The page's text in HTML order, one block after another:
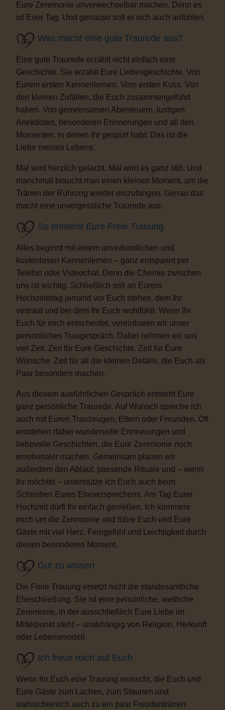
Eure Zeremonie unverwechselbar machen. Denn es
ist Euer Tag. Und genauso soll er sich auch anfühlen.
Was macht eine gute Traurede aus?
Eine gute Traurede erzählt nicht einfach eine
Geschichte. Sie erzählt Eure Liebesgeschichte. Von
Eurem ersten Kennenlernen. Vom ersten Kuss. Von
den kleinen Zufällen, die Euch zusammengeführt
haben. Von gemeinsamen Abenteuern, lustigen
Anekdoten, besonderen Erinnerungen und all den
Momenten, in denen Ihr gespürt habt: Das ist die
Liebe meines Lebens.
Mal wird herzlich gelacht. Mal wird es ganz still. Und
manchmal braucht man einen kleinen Moment, um die
Tränen der Rührung wieder einzufangen. Genau das
macht eine unvergessliche Traurede aus.
So entsteht Eure Freie Trauung
Alles beginnt mit einem unverbindlichen und
kostenlosen Kennenlernen – ganz entspannt per
Telefon oder Videochat. Denn die Chemie zwischen
uns ist wichtig. Schließlich soll an Eurem
Hochzeitstag jemand vor Euch stehen, dem Ihr
vertraut und bei dem Ihr Euch wohlfühlt. Wenn Ihr
Euch für mich entscheidet, vereinbaren wir unser
persönliches Traugespräch. Dabei nehmen wir uns
viel Zeit. Zeit für Eure Geschichte. Zeit für Eure
Wünsche. Zeit für all die kleinen Details, die Euch als
Paar besonders machen.
Aus diesem ausführlichen Gespräch entsteht Eure
ganz persönliche Traurede. Auf Wunsch spreche ich
auch mit Euren Trauzeugen, Eltern oder Freunden. Oft
entstehen dabei wundervolle Erinnerungen und
liebevolle Geschichten, die Eure Zeremonie noch
emotionaler machen. Gemeinsam planen wir
außerdem den Ablauf, passende Rituale und – wenn
Ihr möchtet – unterstütze ich Euch auch beim
Schreiben Eures Eheversprechens. Am Tag Eurer
Hochzeit dürft Ihr einfach genießen. Ich kümmere
mich um die Zeremonie und führe Euch und Eure
Gäste mit viel Herz, Feingefühl und Leichtigkeit durch
diesen besonderen Moment.
Gut zu wissen
Die Freie Trauung ersetzt nicht die standesamtliche
Eheschließung. Sie ist eine persönliche, weltliche
Zeremonie, in der ausschließlich Eure Liebe im
Mittelpunkt steht – unabhängig von Religion, Herkunft
oder Lebensmodell.
Ich freue mich auf Euch
Wenn Ihr Euch eine Trauung wünscht, die Euch und
Eure Gäste zum Lachen, zum Staunen und
wahrscheinlich auch zu ein paar Freudentränen